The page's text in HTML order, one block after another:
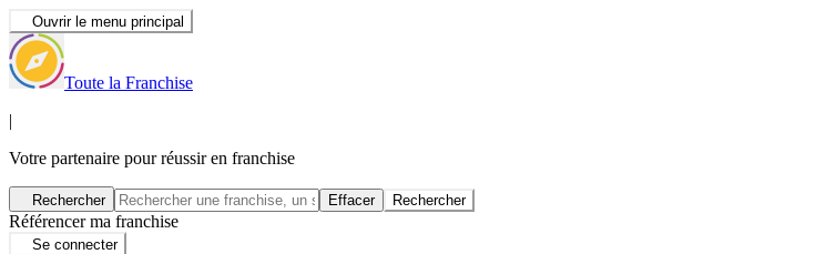
Ouvrir le menu principal
Toute la Franchise
|
Votre partenaire pour réussir en franchise
Rechercher Effacer Rechercher
Référencer ma franchise
Se connecter